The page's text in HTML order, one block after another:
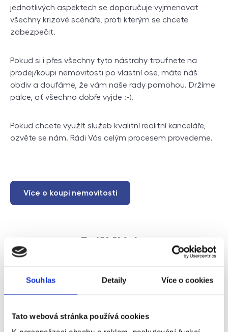
Souhlas Detaily Více o cookies
Tato webová stránka používá cookies
jednotlivých aspektech se doporučuje vyjmenovat
všechny krizové scénáře, proti kterým se chcete
zabezpečit.
Pokud si i přes všechny tyto nástrahy troufnete na
prodej/koupi nemovitosti po vlastní ose, máte náš
obdiv a doufáme, že vám naše rady pomohou. Držíme
palce, ať všechno dobře vyjde :-).
Pokud chcete využít služeb kvalitní realitní kanceláře,
ozvěte se nám. Rádi Vás celým procesem provedeme.
Více o koupi nemovitosti
Další články